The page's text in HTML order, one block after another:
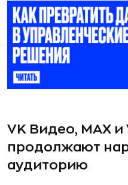
VK Видео, MAX
продолжают
аудиторию